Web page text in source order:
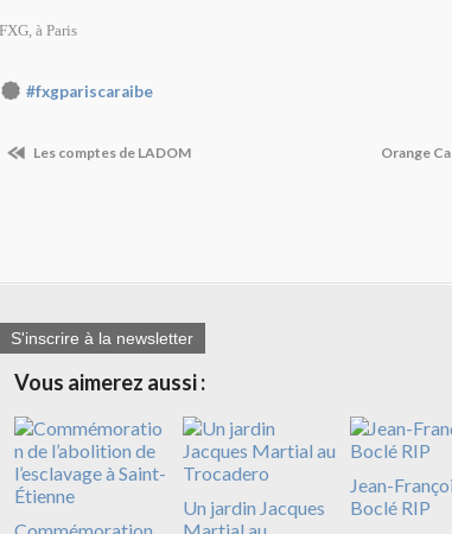
FXG, à Paris
#fxgpariscaraibe
Les comptes de LADOM Orange
S'inscrire à la newsletter
Vous aimerez aussi :
Commémoration
Un jardin Jacques
Martial au
Jean-
Boclé RIP